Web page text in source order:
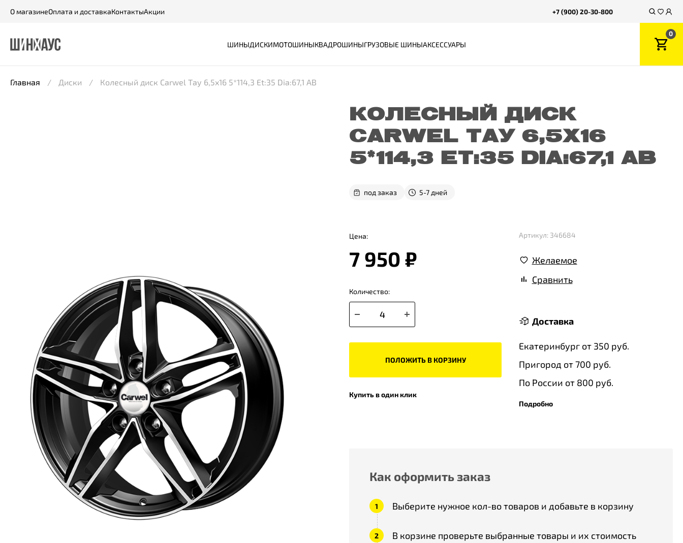
О магазинеОплата и доставкаКонтактыАкции +7 (900) 20-30-800
ШИНЫДИСКИМОТОШИНЫКВАДРОШИНЫГРУЗОВЫЕ ШИНЫАКСЕССУАРЫ
0
Главная Диски Колесный диск Carwel Тау 6,5x16 5*114,3 Et:35 Dia:67,1 AB
КОЛЕСНЫЙ ДИСК
CARWEL ТАУ 6,5X16
5*114,3 ET:35 DIA:67,1 AB
под заказ 5-7 дней
Цена:
7 950 ₽
Количество:
ПОЛОЖИТЬ В КОРЗИНУ
Купить в один клик
Артикул: 346684
Желаемое
Сравнить
Доставка
Екатеринбург от 350 руб.
Пригород от 700 руб.
По России от 800 руб.
Подробно
Как оформить заказ
Выберите нужное кол-во товаров и добавьте в корзину
В корзине проверьте выбранные товары и их стоимость